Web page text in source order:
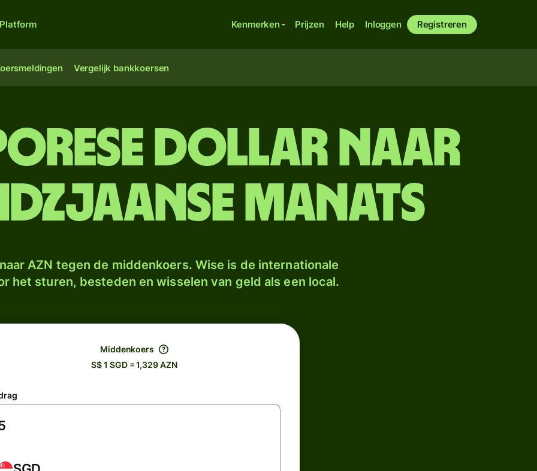
Platform Kenmerken Prijzen Help Inloggen Registreren
Vergelijk bankkoersen
dollar naar
manats
AZN tegen de middenkoers. Wise is de internationale
het sturen, besteden en wisselen van geld als een local.
Middenkoers
S$ 1 SGD = 1,329 AZN